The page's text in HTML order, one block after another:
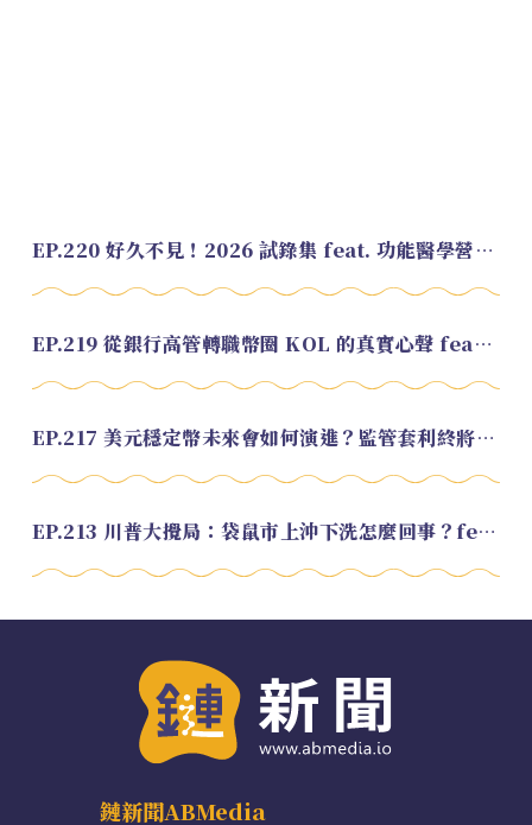
EP.220 好久不見！2026 試錄集 feat. 功能醫學營養師 美寶
EP.219 從銀行高管轉職幣圈 KOL 的真實心聲 feat.龜大
EP.217 美元穩定幣未來會如何演進？監管套利終將收斂？feat. 研究員 余哲安
EP.213 川普大攪局：袋鼠市上沖下洗怎麼回事？feat. Alvin
鏈新聞ABMedia